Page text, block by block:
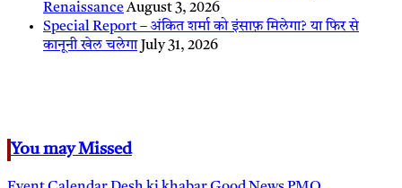
RenaissanceAugust 3, 2026
Special Report – अंकित शर्मा को इंसाफ़ मिलेगा? या फिर से
कानूनी खेल चलेगा July 31, 2026
You may Missed